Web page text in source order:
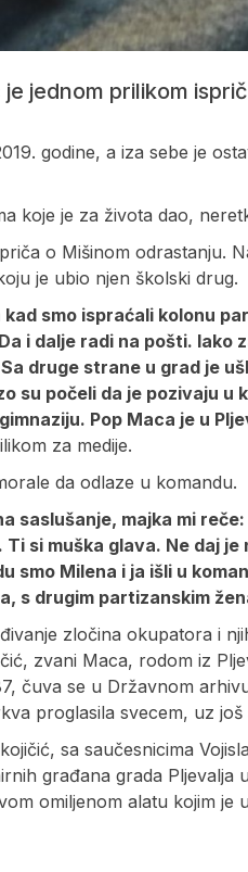
jednom prilikom
godine, a iza sebe je
koje je za života dao,
o Mišinom odrastanju.
je ubio njen školski drug.
smo ispraćali kolonu
i dalje radi na pošti.
druge strane u grad je
su počeli da je pozivaju u
Pop Maca je u
za medije.
da odlaze u komandu.
saslušanje, majka mi
si muška glava. Ne daj je
smo Milena i ja išli u
s drugim partizanskim
zločina okupatora i
zvani Maca, rodom iz
čuva se u Državnom
proglasila svecem, uz još
sa saučesnicima
građana grada Pljevalja
omiljenom alatu kojim je